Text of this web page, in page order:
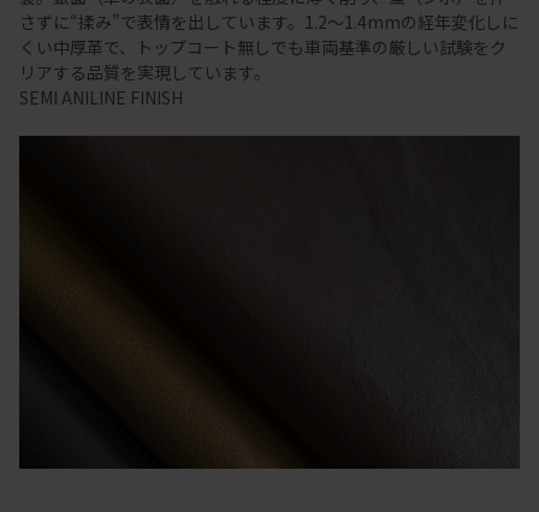
さずに“揉み”で表情を出しています。1.2～1.4mmの経年変化しに
くい中厚革で、トップコート無しでも車両基準の厳しい試験をク
リアする品質を実現しています。
SEMI ANILINE FINISH